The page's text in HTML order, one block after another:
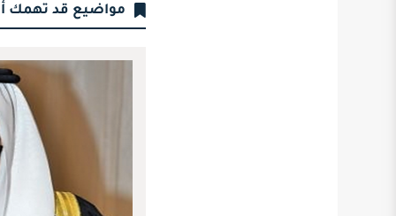
مواضيع قد تهمك